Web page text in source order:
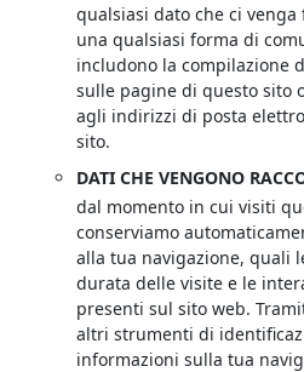
qualsiasi dato che ci
una qualsiasi forma di
includono la compilazione
sulle pagine di questo sito
agli indirizzi di posta
sito.
DATI CHE VENGONO
dal momento in cui visiti
conserviamo
alla tua navigazione, quali
durata delle visite e le
presenti sul sito web.
altri strumenti di
informazioni sulla tua